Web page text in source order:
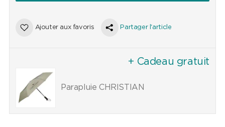
Ajouter aux favoris Partager l'article
+ Cadeau gratuit
Parapluie CHRISTIAN